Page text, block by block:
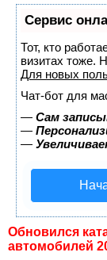
Сервис
Тот, кто
визитах тоже.
Для новых
Чат-бот для
— Сам
—
—
Обновился
автомобилей